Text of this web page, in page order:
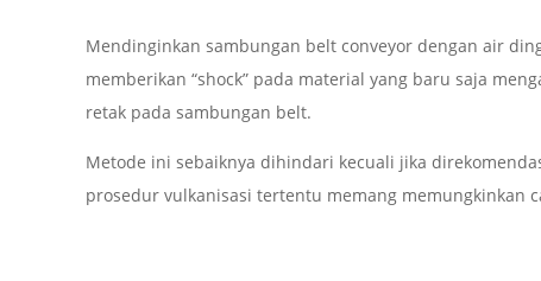
Mendinginkan sambungan belt conveyor dengan air
memberikan “shock” pada material yang baru saja
retak pada sambungan belt.
Metode ini sebaiknya dihindari kecuali jika
prosedur vulkanisasi tertentu memang memungkinkan